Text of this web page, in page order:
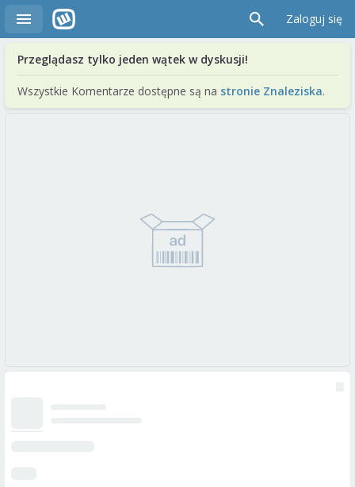
Zaloguj się
Przeglądasz tylko jeden wątek w dyskusji!
Wszystkie Komentarze dostępne są na stronie Znaleziska.